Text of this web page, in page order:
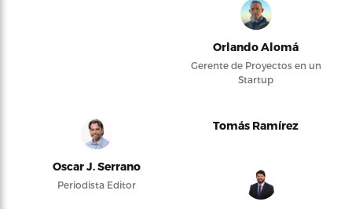
Orlando Alomá
Gerente de Proyectos en un
Startup
Oscar J. Serrano
Periodista Editor
Tomás Ramírez